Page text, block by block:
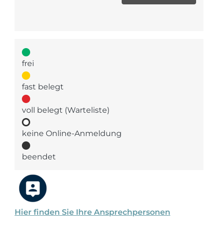
Hier finden Sie Ihre Ansprechpersonen
frei
fast belegt
voll belegt (Warteliste)
keine Online-Anmeldung
beendet